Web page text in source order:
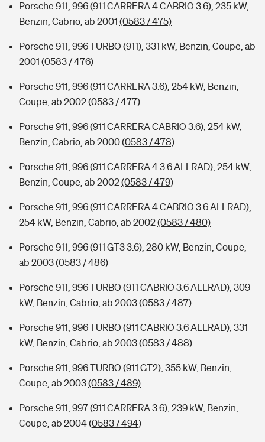
Porsche 911, 996 (911 CARRERA 4 CABRIO 3.6), 235 kW,
Benzin, Cabrio, ab 2001 (0583 / 475)
Porsche 911, 996 TURBO (911), 331 kW, Benzin, Coupe, ab
2001 (0583 / 476)
Porsche 911, 996 (911 CARRERA 3.6), 254 kW, Benzin,
Coupe, ab 2002(0583 / 477)
Porsche 911, 996 (911 CARRERA CABRIO 3.6), 254 kW,
Benzin, Cabrio, ab 2000(0583 / 478)
Porsche 911, 996 (911 CARRERA 4 3.6 ALLRAD), 254 kW,
Benzin, Coupe, ab 2002(0583 / 479)
Porsche 911, 996 (911 CARRERA 4 CABRIO 3.6 ALLRAD),
254 kW, Benzin, Cabrio, ab 2002(0583 / 480)
Porsche 911, 996 (911 GT3 3.6), 280 kW, Benzin, Coupe,
ab 2003(0583 / 486)
Porsche 911, 996 TURBO (911 CABRIO 3.6 ALLRAD), 309
kW, Benzin, Cabrio, ab 2003(0583 / 487)
Porsche 911, 996 TURBO (911 CABRIO 3.6 ALLRAD), 331
kW, Benzin, Cabrio, ab 2003(0583 / 488)
Porsche 911, 996 TURBO (911 GT2), 355 kW, Benzin,
Coupe, ab 2003(0583 / 489)
Porsche 911, 997 (911 CARRERA 3.6), 239 kW, Benzin,
Coupe, ab 2004(0583 / 494)